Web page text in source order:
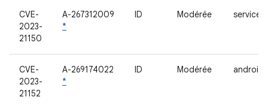
CVE-
2023-
21150
A-267312009
*
ID Modérée service
CVE-
2023-
21152
A-269174022
*
ID Modérée